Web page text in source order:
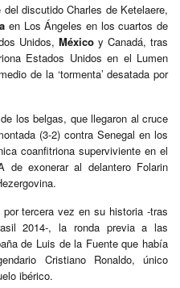
del discutido Charles de Ketelaere,
en Los Ángeles en los cuartos de
Unidos, México y Canadá, tras
Estados Unidos en el Lumen
de la ‘tormenta’ desatada por
los belgas, que llegaron al cruce
(3-2) contra Senegal en los
coanfitriona superviviente en el
exonerar al delantero Folarin
tercera vez en su historia -tras
2014-, la ronda previa a las
de Luis de la Fuente que había
Cristiano Ronaldo, único
ibérico.